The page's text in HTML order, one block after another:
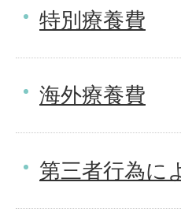
特別療養費
海外療養費
第三者行為に